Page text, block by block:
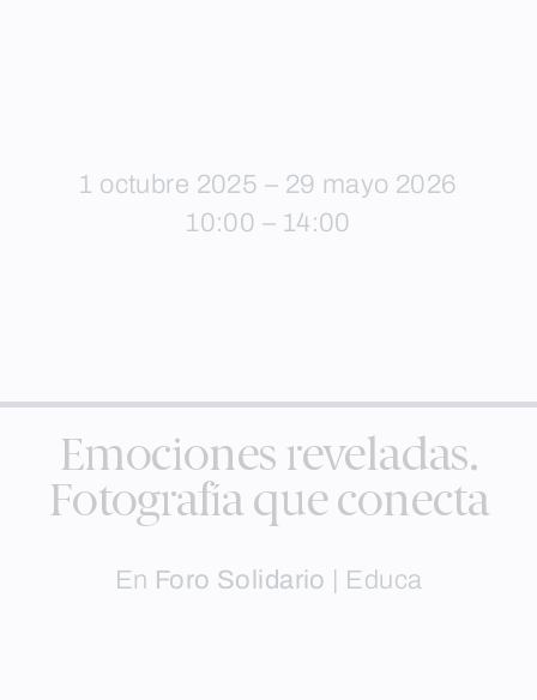
1 octubre 2025 – 29 mayo 2026
10:00 – 14:00
Emociones reveladas.
Fotografía que conecta
En Foro Solidario Educa